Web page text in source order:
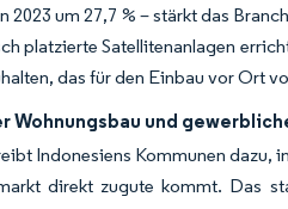
2023 um 27,7 % – stärkt das
platzierte Satellitenanlagen
das für den Einbau vor Ort
und
Indonesiens Kommunen dazu,
direkt zugute kommt. Das